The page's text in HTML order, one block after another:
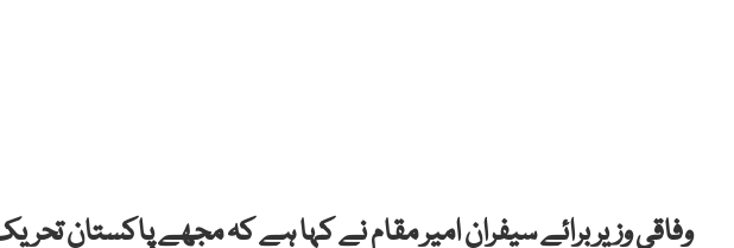
وفاقی وزیر برائے سیفران امیر مقام نے کہا ہے کہ مجھے پاکستان